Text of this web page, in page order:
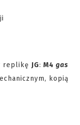
replikę JG: M4 gas
kopią